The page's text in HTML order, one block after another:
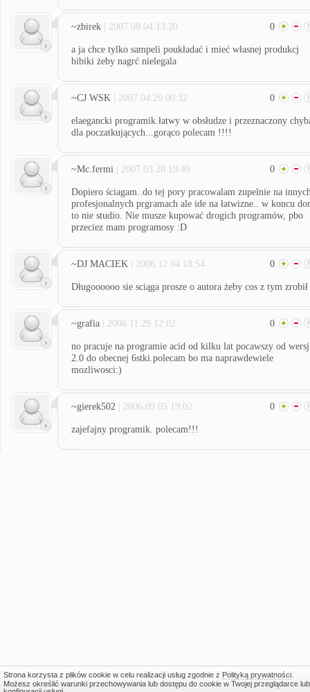
~zbirek | 2007.08.04 13:20 0
a ja chce tylko sampeli poukładać i mieć własnej produkcj
bibiki żeby nagrć nielegala
~CJ WSK | 2007.04.26 00:32 0
elaegancki programik.łatwy w obsłudze i przeznaczony
dla poczatkujących...gorąco polecam !!!!
~Mc.fermi | 2007.03.20 19:49 0
Dopiero ściagam..do tej pory pracowalam zupelnie na
profesjonalnych prgramach ale ide na łatwizne.. w koncu
to nie studio. Nie musze kupować drogich programów, pbo
przeciez mam programosy :D
~DJ MACIEK | 2006.12.04 18:54 0
Długoooooo sie sciąga prosze o autora żeby cos z tym zrobił
~grafia | 2006.11.29 12:02 0
no pracuje na programie acid od kilku lat pocawszy od
2.0 do obecnej 6stki.polecam bo ma naprawdewiele
mozliwosci:)
~gierek502 | 2006.09.05 19:02 0
zajefajny programik. polecam!!!
Strona korzysta z plików cookie w celu realizacji usług zgodnie z Polityką prywatności.
Możesz określić warunki przechowywania lub dostępu do cookie w Twojej przeglądarce lub